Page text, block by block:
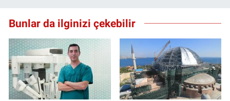
Bunlar da ilginizi çekebilir